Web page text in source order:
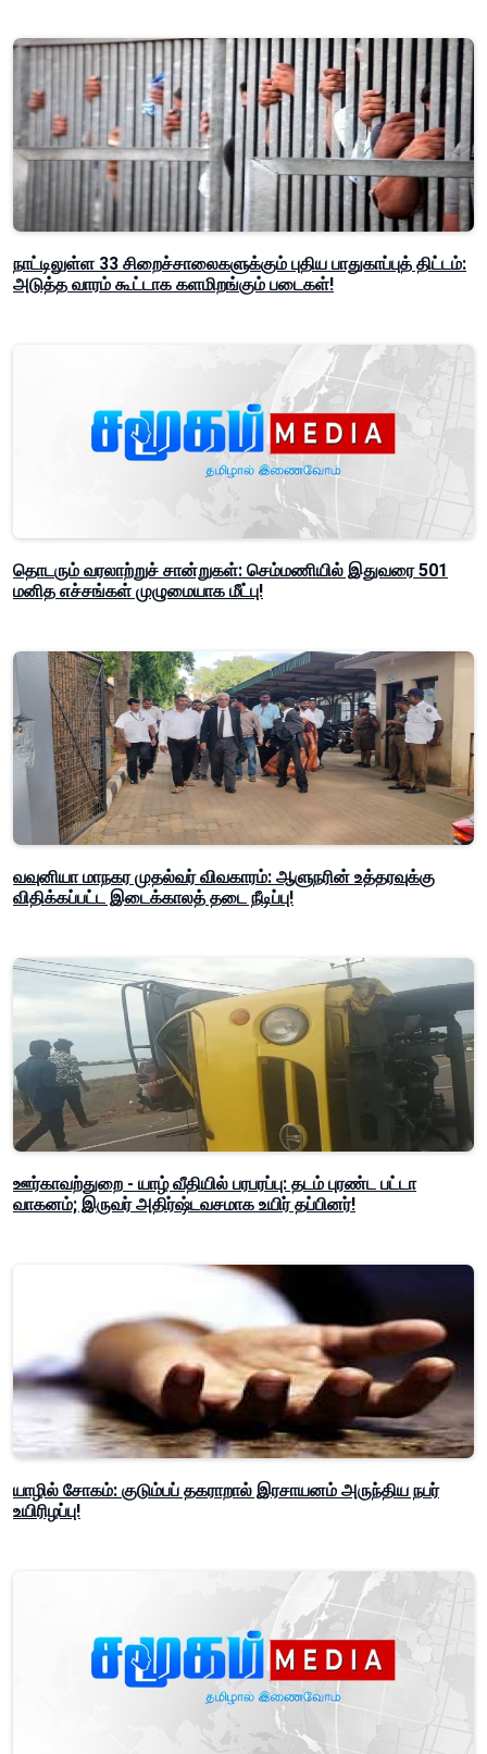
நாட்டிலுள்ள 33 சிறைச்சாலைகளுக்கும் புதிய பாதுகாப்புத் திட்டம்:
அடுத்த வாரம் கூட்டாக களமிறங்கும் படைகள்!
தொடரும் வரலாற்றுச் சான்றுகள்: செம்மணியில் இதுவரை 501
மனித எச்சங்கள் முழுமையாக மீட்பு!
வவுனியா மாநகர முதல்வர் விவகாரம்: ஆளுநரின் உத்தரவுக்கு
விதிக்கப்பட்ட இடைக்காலத் தடை நீடிப்பு!
ஊர்காவற்துறை - யாழ் வீதியில் பரபரப்பு: தடம் புரண்ட பட்டா
வாகனம்; இருவர் அதிர்ஷ்டவசமாக உயிர் தப்பினர்!
யாழில் சோகம்: குடும்பப் தகராறால் இரசாயனம் அருந்திய நபர்
உயிரிழப்பு!